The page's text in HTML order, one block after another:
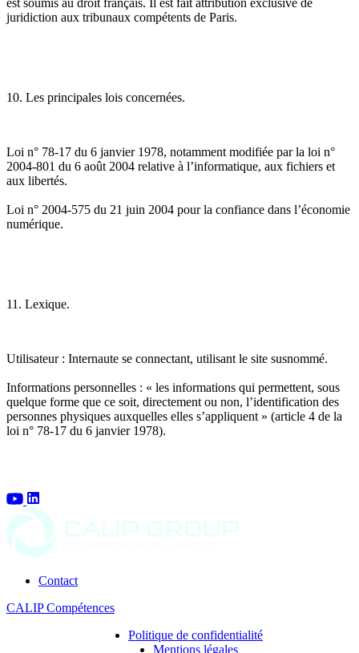
est soumis au droit français. Il est fait attribution exclusive de
juridiction aux tribunaux compétents de Paris.
10. Les principales lois concernées.
Loi n° 78-17 du 6 janvier 1978, notamment modifiée par la loi n°
2004-801 du 6 août 2004 relative à l’informatique, aux fichiers et
aux libertés.
Loi n° 2004-575 du 21 juin 2004 pour la confiance dans l’économie
numérique.
11. Lexique.
Utilisateur : Internaute se connectant, utilisant le site susnommé.
Informations personnelles : « les informations qui permettent, sous
quelque forme que ce soit, directement ou non, l’identification des
personnes physiques auxquelles elles s’appliquent » (article 4 de la
loi n° 78-17 du 6 janvier 1978).
Contact
CALIP Compétences
Politique de confidentialité
Mentions légales